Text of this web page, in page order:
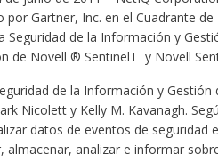
por Gartner, Inc. en el Cuadrante
Seguridad de la Información y
de Novell ® SentinelT y Novell
de la Información y
Nicolett y Kelly M. Kavanagh.
datos de eventos de seguridad
almacenar, analizar e informar